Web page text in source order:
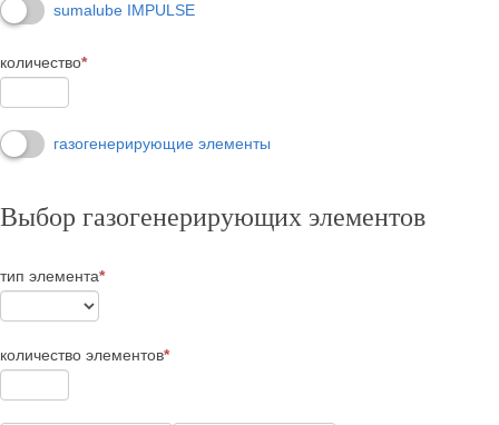
sumalube IMPULSE
количество*
газогенерирующие элементы
Выбор газогенерирующих элементов
тип элемента*
количество элементов*